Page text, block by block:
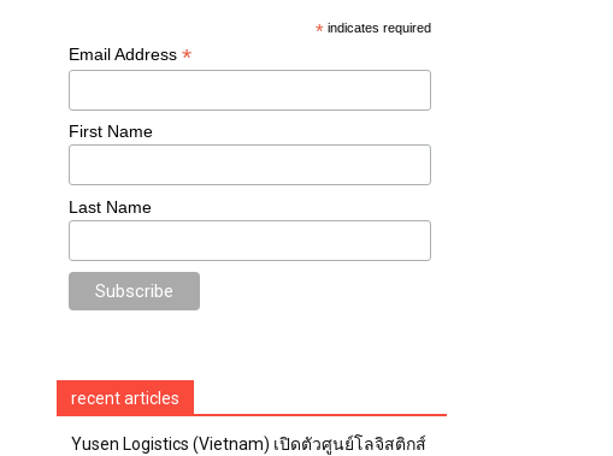
* indicates required
Email Address *
First Name
Last Name
recent articles
Yusen Logistics (Vietnam) เปิดตัวศูนย์โลจิสติกส์